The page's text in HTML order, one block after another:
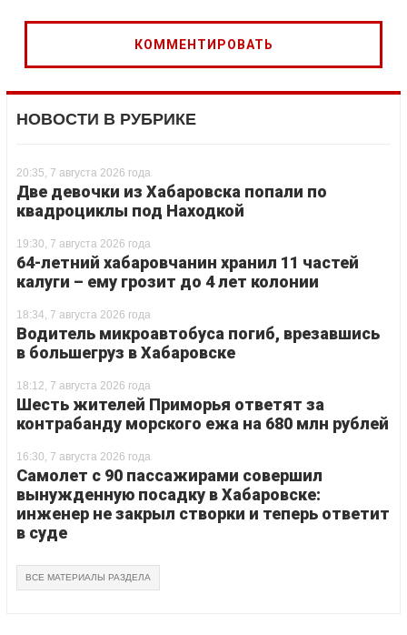
НОВОСТИ В РУБРИКЕ
20:35, 7 августа 2026 года
Две девочки из Хабаровска попали по
квадроциклы под Находкой
19:30, 7 августа 2026 года
64-летний хабаровчанин хранил 11 частей
калуги – ему грозит до 4 лет колонии
18:34, 7 августа 2026 года
Водитель микроавтобуса погиб, врезавшись
в большегруз в Хабаровске
18:12, 7 августа 2026 года
Шесть жителей Приморья ответят за
контрабанду морского ежа на 680 млн рублей
16:30, 7 августа 2026 года
Самолет с 90 пассажирами совершил
вынужденную посадку в Хабаровске:
инженер не закрыл створки и теперь ответит
в суде
ВСЕ МАТЕРИАЛЫ РАЗДЕЛА